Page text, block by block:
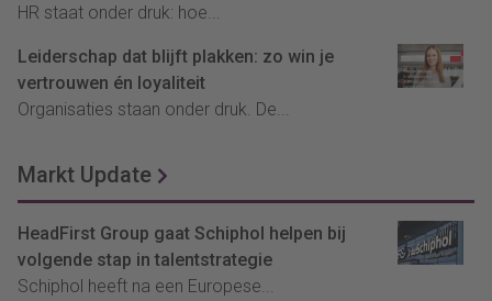
HR staat onder druk: hoe...
Leiderschap dat blijft plakken: zo win je
vertrouwen én loyaliteit
Organisaties staan onder druk. De...
Markt Update
HeadFirst Group gaat Schiphol helpen bij
volgende stap in talentstrategie
Schiphol heeft na een Europese...